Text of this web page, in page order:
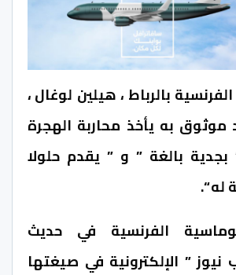
بالرباط ، هيلين لوغال ،
موثوق به يأخذ محاربة الهجرة
بجدية بالغة ” و ” يقدم حلولا
له “.
الفرنسية في حديث
” الإلكترونية في صيغتها